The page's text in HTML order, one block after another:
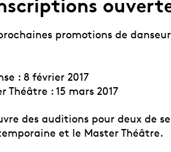
promotions de
: 8 février 2017
Théâtre : 15 mars 2017
des auditions pour deux de
et le Master Théâtre.